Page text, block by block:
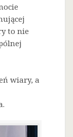
to nie
wiary, a